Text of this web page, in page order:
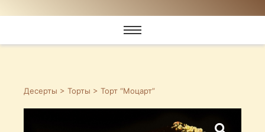
Десерты > Торты > Торт “Моцарт”